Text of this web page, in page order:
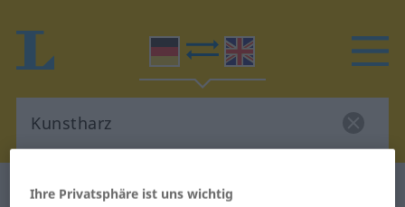
Deutsch-Englisch Wörterbuch
Ihre Privatsphäre ist uns wichtig